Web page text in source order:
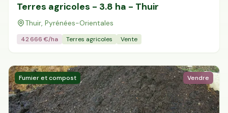
Terres agricoles - 3.8 ha - Thuir
Thuir, Pyrénées-Orientales
42 666€/ha Terres agricoles Vente
Fumier et compost Vendre